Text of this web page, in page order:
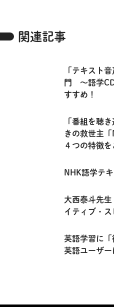
関連記事
「テキスト
門 ～語学
すすめ！
「番組を聴
きの救世主
４つの特徴を
NHK語学テ
大西泰斗先
イティブ・ス
英語学習に
英語ユーザ